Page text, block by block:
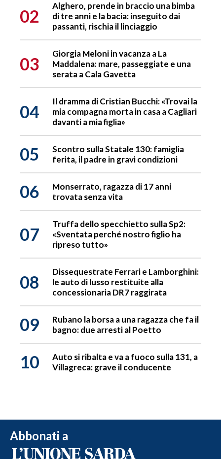
02
Alghero, prende in braccio una bimba
di tre anni e la bacia: inseguito dai
passanti, rischia il linciaggio
03
Giorgia Meloni in vacanza a La
Maddalena: mare, passeggiate e una
serata a Cala Gavetta
04
Il dramma di Cristian Bucchi: «Trovai la
mia compagna morta in casa a Cagliari
davanti a mia figlia»
05
Scontro sulla Statale 130: famiglia
ferita, il padre in gravi condizioni
06
Monserrato, ragazza di 17 anni
trovata senza vita
07
Truffa dello specchietto sulla Sp2:
«Sventata perché nostro figlio ha
ripreso tutto»
08
Dissequestrate Ferrari e Lamborghini:
le auto di lusso restituite alla
concessionaria DR7 raggirata
09
Rubano la borsa a una ragazza che fa il
bagno: due arresti al Poetto
10
Auto si ribalta e va a fuoco sulla 131, a
Villagreca: grave il conducente
Abbonati a